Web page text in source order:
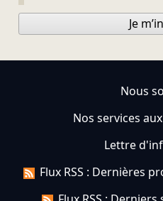
Je
Nous
Nos services
Lettre
Flux RSS : Dernières